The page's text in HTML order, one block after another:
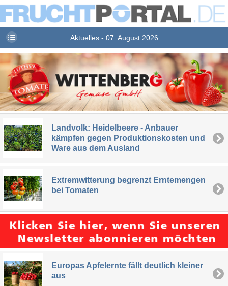
Aktuelles - 07. August 2026
Landvolk: Heidelbeere - Anbauer
kämpfen gegen Produktionskosten und
Ware aus dem Ausland
Extremwitterung begrenzt Erntemengen
bei Tomaten
Europas Apfelernte fällt deutlich kleiner
aus